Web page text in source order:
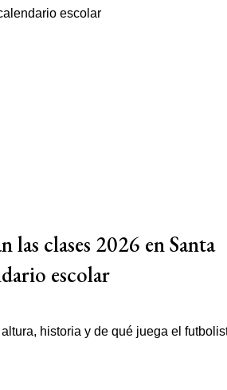
las clases 2026 en Santa
escolar